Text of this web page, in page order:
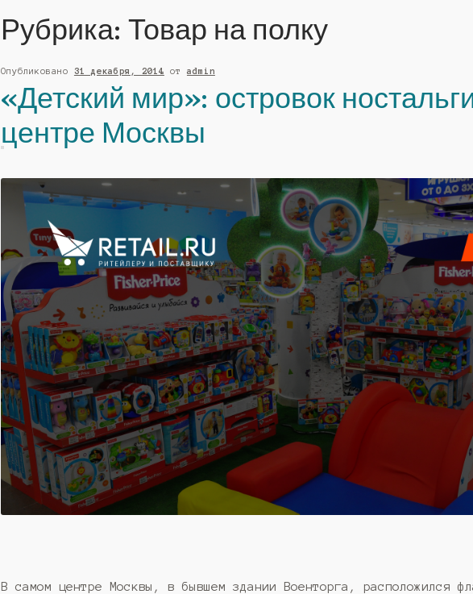
Рубрика: Товар на полку
Опубликовано 31 декабря, 2014 от admin
«Детский мир»: островок
центре Москвы
В самом центре Москвы, в бывшем здании Военторга, расположился